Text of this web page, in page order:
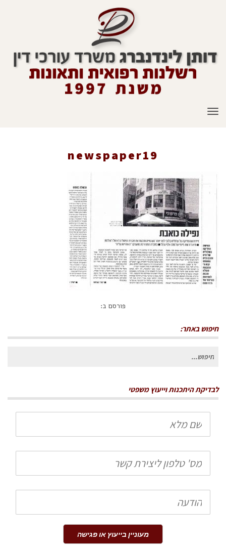
תפריט
newspaper19
פורסם ב:
חיפוש באתר:
חיפוש
לבדיקת היתכנות וייעוץ משפטי
שם
מלא
טלפון
הודעה
מעוניין בייעוץ או פגישה